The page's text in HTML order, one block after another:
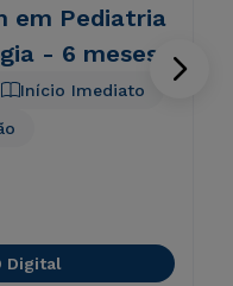
em Pediatria
- 6 meses
Início Imediato
Digital